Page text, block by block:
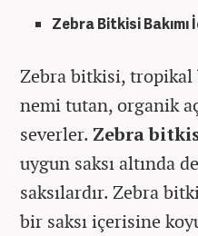
Zebra Bitkisi Bakımı
Zebra bitkisi,
nemi tutan, organik
severler. Zebra
uygun saksı altında
saksılardır. Zebra
bir saksı içerisine